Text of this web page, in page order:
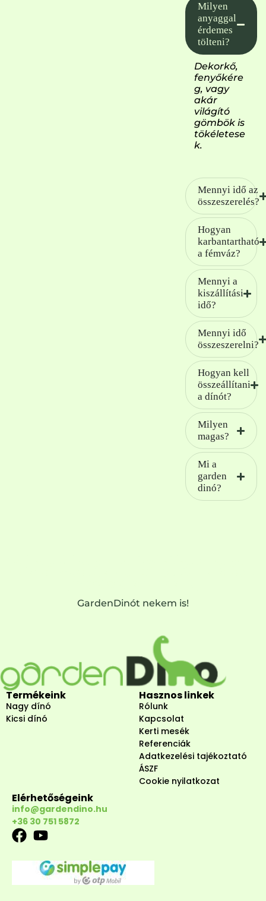
Milyen
anyaggal
érdemes
tölteni?
Dekorkő,
fenyőkére
g, vagy
akár
világító
gömbök is
tökéletese
k.
Mennyi idő az
összeszerelés?
Hogyan
karbantartható
a fémváz?
Mennyi a
kiszállítási
idő?
Mennyi idő
összeszerelni?
Hogyan kell
összeállítani
a dínót?
Milyen
magas?
Mi a
garden
dinó?
GardenDinót nekem is!
Termékeink
Nagy dínó
Kicsi dínó
Hasznos linkek
Rólunk
Kapcsolat
Kerti mesék
Referenciák
Adatkezelési tajékoztató
ÁSZF
Cookie nyilatkozat
Elérhetőségeink
info@gardendino.hu
+36 30 751 5872